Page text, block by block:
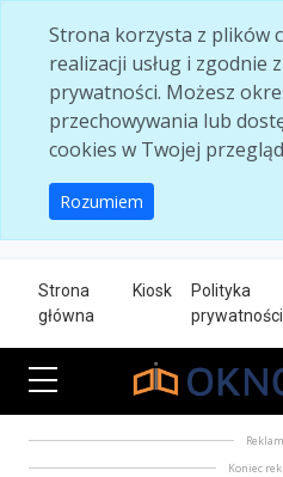
Strona korzysta z plików
realizacji usług i zgodnie
prywatności. Możesz
przechowywania lub
cookies w Twojej
Rozumiem
Strona
główna
Kiosk
Polityka
prywatności
Koniec